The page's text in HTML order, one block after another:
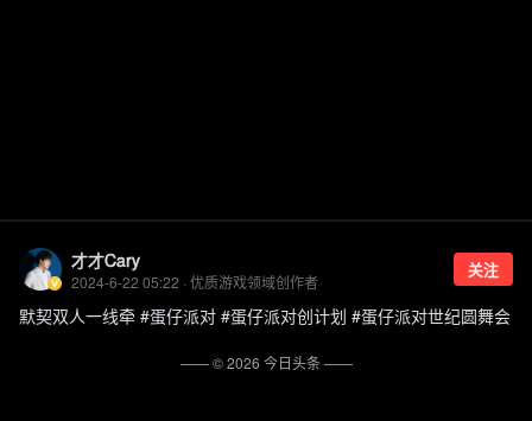
才才Cary
2024-6-22 05:22 · 优质游戏领域创作者
关注
默契双人一线牵 #蛋仔派对 #蛋仔派对创计划 #蛋仔派对世纪圆舞会
—— ©2026 今日头条——